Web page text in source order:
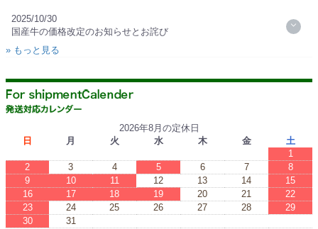
2025/10/30
国産牛の価格改定のお知らせとお詫び
» もっと見る
2026年8月の定休日
日
月 火 水 木 金
土
1
2
3 4 5 6 7
8
9
10 11 12 13 14
15
16
17 18 19 20 21
22
23
24 25 26 27 28
29
30
31